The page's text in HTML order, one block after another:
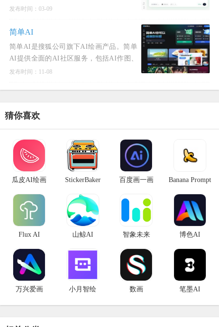
从“生图”到“改图”的全流程创作。支持文
擦除、局部重绘（inpainting）、画面扩展
（outpainting）、高清修复
发布时间：03-09
简单AI
简单AI是搜狐公司旗下AI绘画产品。简单
AI提供全面的AI社区服务，包括AI作图、
文生图prompt社区、AI文案、AI头像、AI
发布时间：11-08
猜你喜欢
瓜皮AI绘画 StickerBaker 百度画一画
Banana Prompt
Flux AI 山鲸AI 智象未来 博色AI
万兴爱画 小月智绘 数画 笔墨AI